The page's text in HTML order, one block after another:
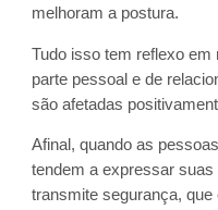
melhoram a postura.
Tudo isso tem reflexo em
parte pessoal e de
são afetadas
Afinal, quando as
tendem a expressar
transmite segurança,